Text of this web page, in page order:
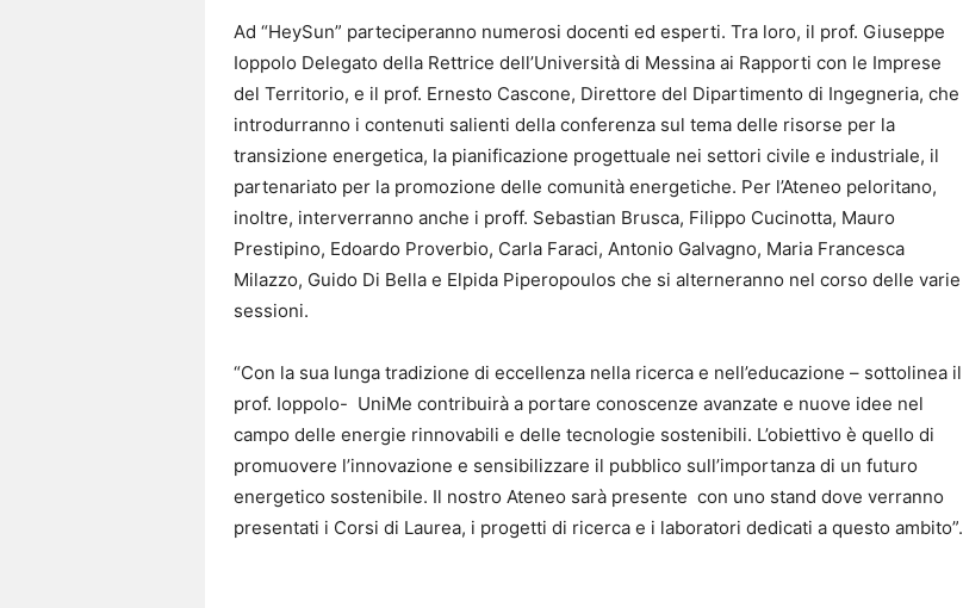
Ad “HeySun” parteciperanno numerosi docenti ed esperti. Tra loro, il prof. Giuseppe
Ioppolo Delegato della Rettrice dell’Università di Messina ai Rapporti con le Imprese
del Territorio, e il prof. Ernesto Cascone, Direttore del Dipartimento di Ingegneria, che
introdurranno i contenuti salienti della conferenza sul tema delle risorse per la
transizione energetica, la pianificazione progettuale nei settori civile e industriale, il
partenariato per la promozione delle comunità energetiche. Per l’Ateneo peloritano,
inoltre, interverranno anche i proff. Sebastian Brusca, Filippo Cucinotta, Mauro
Prestipino, Edoardo Proverbio, Carla Faraci, Antonio Galvagno, Maria Francesca
Milazzo, Guido Di Bella e Elpida Piperopoulos che si alterneranno nel corso delle varie
sessioni.
“Con la sua lunga tradizione di eccellenza nella ricerca e nell’educazione – sottolinea il
prof. Ioppolo- UniMe contribuirà a portare conoscenze avanzate e nuove idee nel
campo delle energie rinnovabili e delle tecnologie sostenibili. L’obiettivo è quello di
promuovere l’innovazione e sensibilizzare il pubblico sull’importanza di un futuro
energetico sostenibile. Il nostro Ateneo sarà presente con uno stand dove verranno
presentati i Corsi di Laurea, i progetti di ricerca e i laboratori dedicati a questo ambito”.